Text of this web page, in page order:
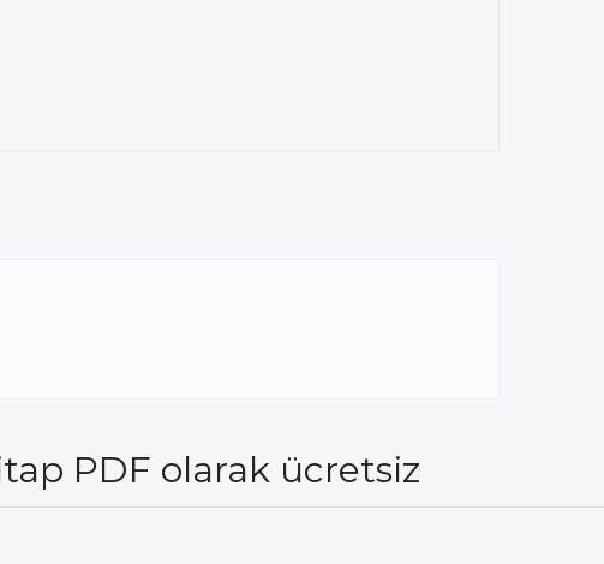
PDF olarak ücretsiz